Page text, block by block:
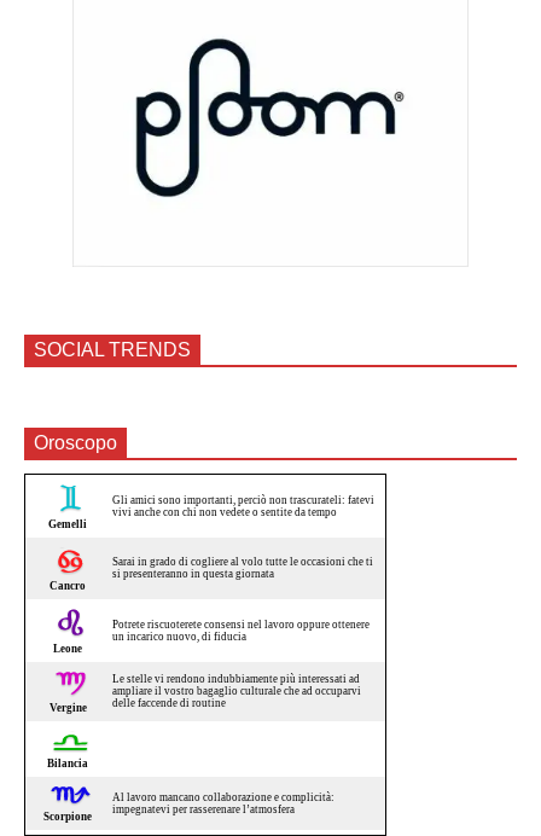
SOCIAL TRENDS
Oroscopo